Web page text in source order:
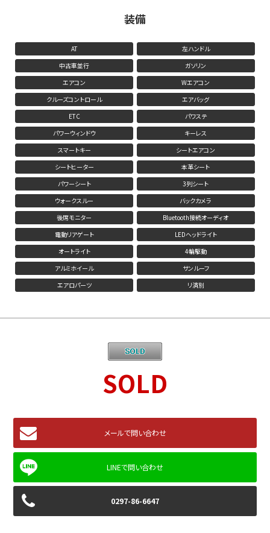
装備
AT
左ハンドル
中古車並行
ガソリン
エアコン
Wエアコン
クルーズコントロール
エアバッグ
ETC
パワステ
パワーウィンドウ
キーレス
スマートキー
シートエアコン
シートヒーター
本革シート
パワーシート
3列シート
ウォークスルー
バックカメラ
後席モニター
Bluetooth接続オーディオ
電動リアゲート
LEDヘッドライト
オートライト
4輪駆動
アルミホイール
サンルーフ
エアロパーツ
リ済別
SOLD
メールで問い合わせ
0297-86-6647